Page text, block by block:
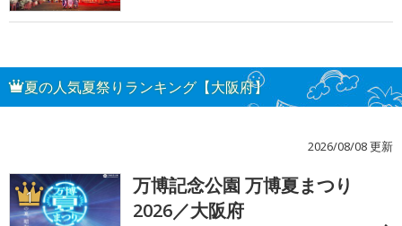
夏の人気夏祭りランキング【大阪府】
2026/08/08 更新
1
万博記念公園 万博夏まつり
2026／大阪府